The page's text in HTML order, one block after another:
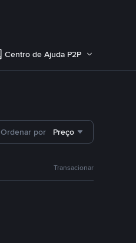
Centro de Ajuda P2P
Ordenar por Preço
Transacionar